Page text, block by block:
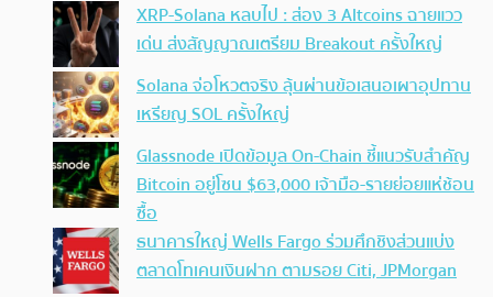
XRP-Solana หลบไป : ส่อง 3 Altcoins ฉายแวว
เด่น ส่งสัญญาณเตรียม Breakout ครั้งใหญ่
Solana จ่อโหวตจริง ลุ้นผ่านข้อเสนอเผาอุปทาน
เหรียญ SOL ครั้งใหญ่
Glassnode เปิดข้อมูล On-Chain ชี้แนวรับสำคัญ
Bitcoin อยู่โซน $63,000 เจ้ามือ-รายย่อยแห่ช้อน
ซื้อ
ธนาคารใหญ่ Wells Fargo ร่วมศึกชิงส่วนแบ่ง
ตลาดโทเคนเงินฝาก ตามรอย Citi, JPMorgan